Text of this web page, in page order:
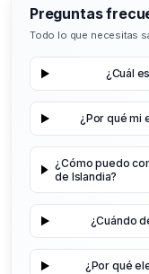
Preguntas
Todo lo que necesitas
¿Cuál
¿Por qué mi
¿Cómo puedo
de Islandia?
¿Cuándo
¿Por qué